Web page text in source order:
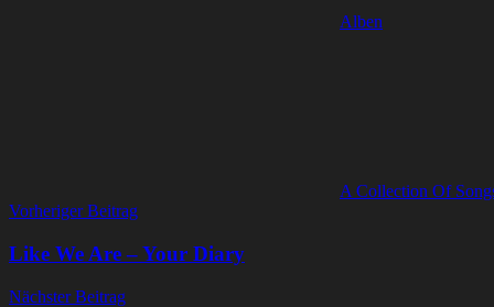
Alben
A Collection Of
Beitragsnavigation
Vorheriger Beitrag
Like We Are – Your Diary
Nächster Beitrag